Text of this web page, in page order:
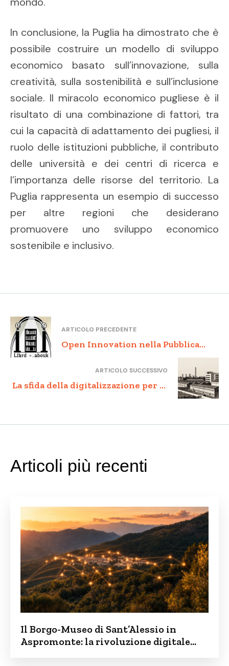
In conclusione, la Puglia ha dimostrato che è
possibile costruire un modello di sviluppo
economico basato sull’innovazione, sulla
creatività, sulla sostenibilità e sull’inclusione
sociale. Il miracolo economico pugliese è il
risultato di una combinazione di fattori, tra
cui la capacità di adattamento dei pugliesi, il
ruolo delle istituzioni pubbliche, il contributo
delle università e dei centri di ricerca e
l’importanza delle risorse del territorio. La
Puglia rappresenta un esempio di successo
per altre regioni che desiderano
promuovere uno sviluppo economico
sostenibile e inclusivo.
ARTICOLO PRECEDENTE
Open Innovation nella Pubblica
Amministrazione: una nuova
cultura dell’innovazione.
ARTICOLO SUCCESSIVO
La sfida della digitalizzazione per le
Articoli più recenti
Il Borgo-Museo di Sant’Alessio in
Aspromonte: la rivoluzione digitale